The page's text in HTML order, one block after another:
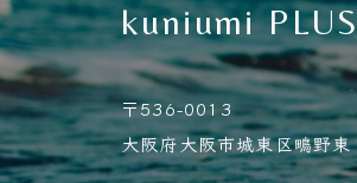
kuniumi
〒536-0013
大阪府大阪市城東区鴫野